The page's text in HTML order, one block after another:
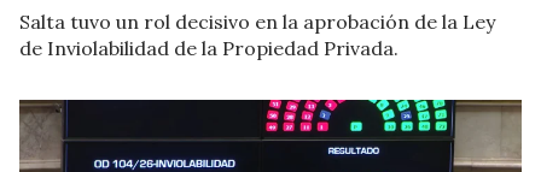
Salta tuvo un rol decisivo en la aprobación de la Ley
de Inviolabilidad de la Propiedad Privada.